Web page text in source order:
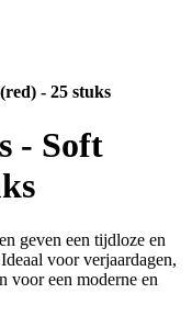
- 25 stuks
- Soft
geven een tijdloze en
voor verjaardagen,
voor een moderne en